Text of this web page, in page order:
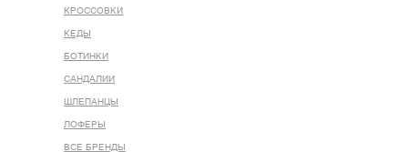
КРОССОВКИ
КЕДЫ
БОТИНКИ
САНДАЛИИ
ШЛЕПАНЦЫ
ЛОФЕРЫ
ВСЕ БРЕНДЫ